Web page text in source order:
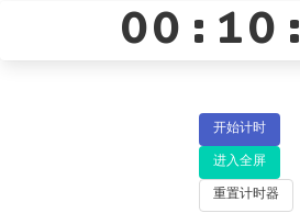
开始计时
进入全屏
重置计时器